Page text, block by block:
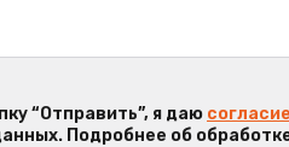
“Отправить”, я даю согласие
Подробнее об